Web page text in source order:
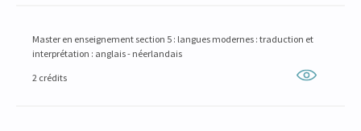
Master en enseignement section 5 : langues modernes : traduction et
interprétation : anglais - néerlandais
2 crédits